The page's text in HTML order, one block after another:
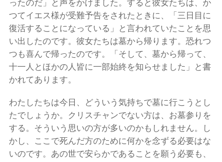
ったのだ」と声をかけました。すると彼女たちは、か
つてイエス様が受難予告をされたときに、「三日目に
復活することになっている」と言われていたことを思
い出したのです。彼女たちは墓から帰ります。恐れつ
つも喜んで帰ったのです。「そして、墓から帰って、
十一人とほかの人皆に一部始終を知らせました」と書
かれてあります。
わたしたちは今日、どういう気持ちで墓に行こうとし
たでしょうか。クリスチャンでない方は、お墓参りを
する。そういう思いの方が多いのかもしれません。し
かし、ここで死んだ方のために何かを念ずる必要はな
いのです。あの世で安らかであることを願う必要も、